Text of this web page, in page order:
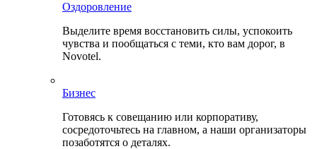
Оздоровление
Выделите время восстановить силы, успокоить
чувства и пообщаться с теми, кто вам дорог, в
Novotel.
Бизнес
Готовясь к совещанию или корпоративу,
сосредоточьтесь на главном, а наши организаторы
позаботятся о деталях.